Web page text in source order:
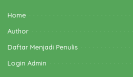
Home
Author
Daftar Menjadi Penulis
Login Admin